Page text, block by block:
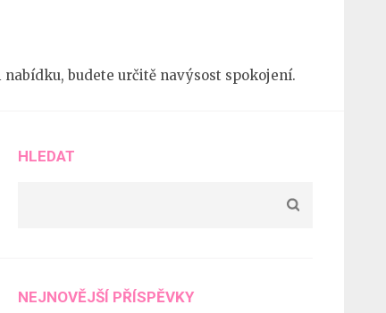
budete určitě navýsost spokojení.
HLEDAT
NEJNOVĚJŠÍ PŘÍSPĚVKY